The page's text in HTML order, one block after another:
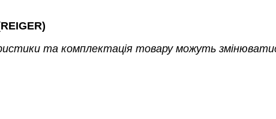
та комплектація товару можуть